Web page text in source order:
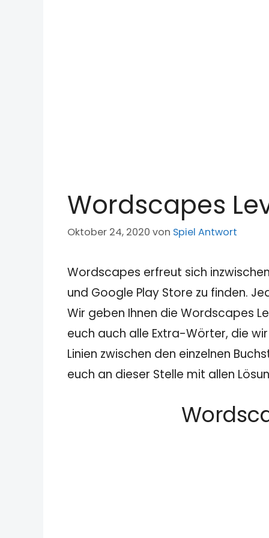
Wordscapes
Oktober 24, 2020 von Spiel Antwort
Wordscapes erfreut sich
und Google Play Store zu finden.
Wir geben Ihnen die Wordscapes
euch auch alle Extra-Wörter, die
Linien zwischen den einzelnen
euch an dieser Stelle mit allen